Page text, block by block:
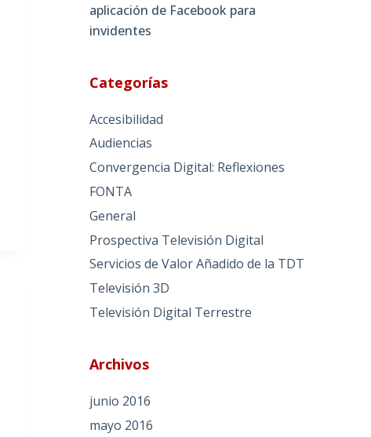
aplicación de Facebook para
invidentes
Categorías
Accesibilidad
Audiencias
Convergencia Digital: Reflexiones
FONTA
General
Prospectiva Televisión Digital
Servicios de Valor Añadido de la TDT
Televisión 3D
Televisión Digital Terrestre
Archivos
junio 2016
mayo 2016